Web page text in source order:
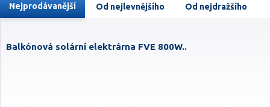
Nejprodávanější Od nejlevnějšího Od nejdražšího
Balkónová solární elektrárna FVE 800W..